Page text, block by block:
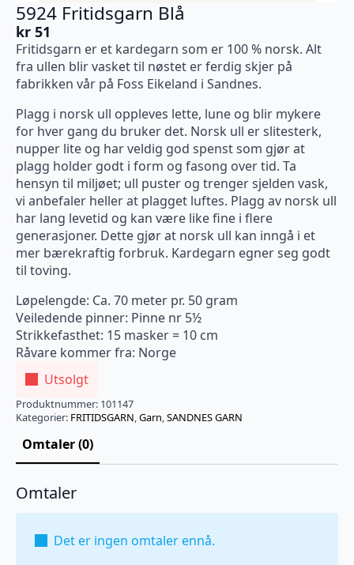
5924 Fritidsgarn Blå
kr 51
Fritidsgarn er et kardegarn som er 100 % norsk. Alt
fra ullen blir vasket til nøstet er ferdig skjer på
fabrikken vår på Foss Eikeland i Sandnes.
Plagg i norsk ull oppleves lette, lune og blir mykere
for hver gang du bruker det. Norsk ull er slitesterk,
nupper lite og har veldig god spenst som gjør at
plagg holder godt i form og fasong over tid. Ta
hensyn til miljøet; ull puster og trenger sjelden vask,
vi anbefaler heller at plagget luftes. Plagg av norsk ull
har lang levetid og kan være like fine i flere
generasjoner. Dette gjør at norsk ull kan inngå i et
mer bærekraftig forbruk. Kardegarn egner seg godt
til toving.
Løpelengde: Ca. 70 meter pr. 50 gram
Veiledende pinner: Pinne nr 5½
Strikkefasthet: 15 masker = 10 cm
Råvare kommer fra: Norge
Utsolgt
Produktnummer: 101147
Kategorier: FRITIDSGARN,Garn,SANDNES GARN
Omtaler (0)
Omtaler
Det er ingen omtaler ennå.